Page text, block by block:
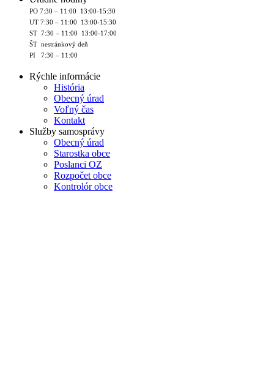
PO 7:30 – 11:00 13:00-15:30
UT 7:30 – 11:00 13:00-15:30
ST 7:30 – 11:00 13:00-17:00
ŠT nestránkový deň
PI 7:30 – 11:00
Rýchle informácie
História
Obecný úrad
Voľný čas
Kontakt
Služby samosprávy
Obecný úrad
Starostka obce
Poslanci OZ
Rozpočet obce
Kontrolór obce